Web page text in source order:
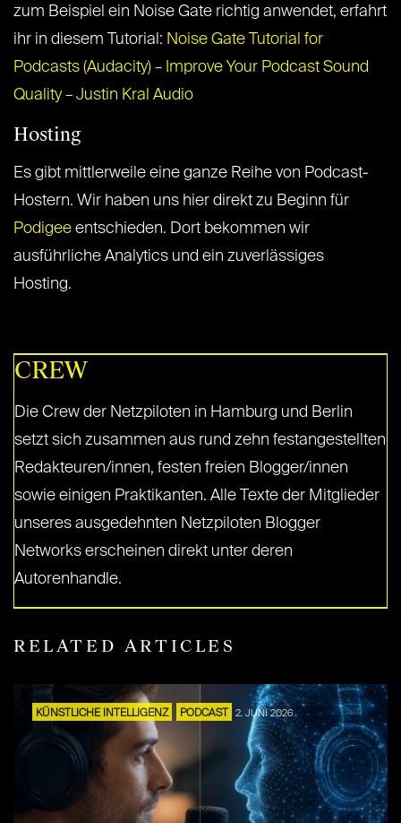
zum Beispiel ein Noise Gate richtig anwendet, erfahrt
ihr in diesem Tutorial: Noise Gate Tutorial for
Podcasts (Audacity) – Improve Your Podcast Sound
Quality – Justin Kral Audio
Hosting
Es gibt mittlerweile eine ganze Reihe von Podcast-
Hostern. Wir haben uns hier direkt zu Beginn für
Podigee entschieden. Dort bekommen wir
ausführliche Analytics und ein zuverlässiges
Hosting.
CREW
Die Crew der Netzpiloten in Hamburg und Berlin
setzt sich zusammen aus rund zehn festangestellten
Redakteuren/innen, festen freien Blogger/innen
sowie einigen Praktikanten. Alle Texte der Mitglieder
unseres ausgedehnten Netzpiloten Blogger
Networks erscheinen direkt unter deren
Autorenhandle.
RELATED ARTICLES
KÜNSTLICHE INTELLIGENZ PODCAST 2. JUNI 2026